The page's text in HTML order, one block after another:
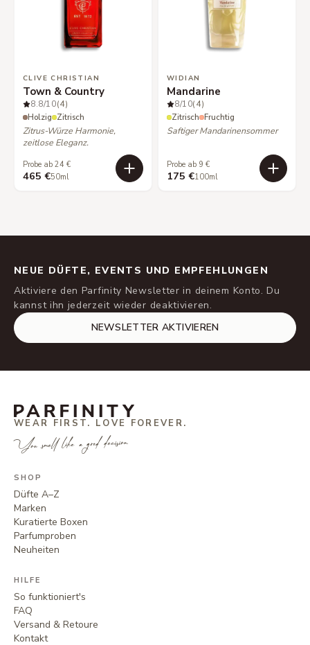
CLIVE CHRISTIAN
Town & Country
8.8/10(4)
Holzig Zitrisch
Zitrus-Würze Harmonie,
zeitlose Eleganz.
Probe ab 24 €
465 €50ml
WIDIAN
Mandarine
8/10(4)
Zitrisch Fruchtig
Saftiger Mandarinensommer
Probe ab 9 €
175 €100ml
NEUE DÜFTE, EVENTS UND EMPFEHLUNGEN
Aktiviere den Parfinity Newsletter in deinem Konto. Du
kannst ihn jederzeit wieder deaktivieren.
NEWSLETTER AKTIVIEREN
WEAR FIRST. LOVE FOREVER.
You smell like a good decision.
SHOP
Düfte A–Z
Marken
Kuratierte Boxen
Parfumproben
Neuheiten
HILFE
So funktioniert's
FAQ
Versand & Retoure
Kontakt